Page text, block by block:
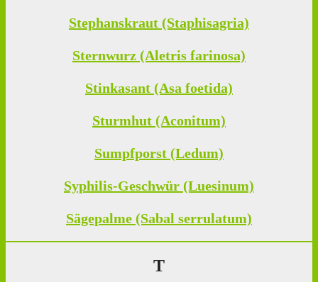
Stephanskraut (Staphisagria)
Sternwurz (Aletris farinosa)
Stinkasant (Asa foetida)
Sturmhut (Aconitum)
Sumpfporst (Ledum)
Syphilis-Geschwür (Luesinum)
Sägepalme (Sabal serrulatum)
T